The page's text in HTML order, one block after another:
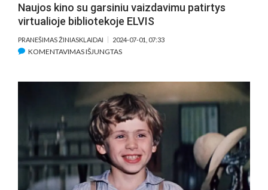
Naujos kino su garsiniu vaizdavimu patirtys
virtualioje bibliotekoje ELVIS
PRANEŠIMAS ŽINIASKLAIDAI 2024-07-01, 07:33
KOMENTAVIMAS IŠJUNGTASĮRAŠE
GARSINIU
VAIZDAVIMU
PATIRTYS
VIRTUALIOJE
BIBLIOTEKOJE
ELVIS